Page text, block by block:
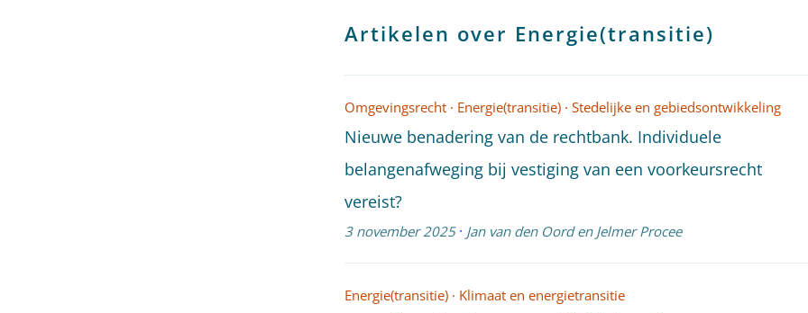
Artikelen over Energie(transitie)
Omgevingsrecht · Energie(transitie) · Stedelijke en gebiedsontwikkeling
Nieuwe benadering van de rechtbank. Individuele
belangenafweging bij vestiging van een voorkeursrecht
vereist?
3 november 2025 · Jan van den Oord en Jelmer Procee
Energie(transitie) · Klimaat en energietransitie